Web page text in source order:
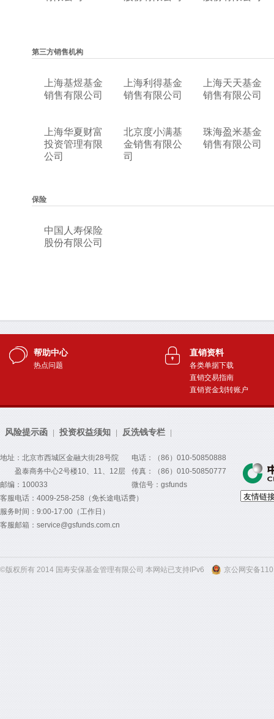
帮助中心
热点问题
直销资料
各类单据下载
直销交易指南
直销资金划转账户
风险提示函 投资权益须知 反洗钱专栏
地址：北京市西城区金融大街28号院
盈泰商务中心2号楼10、11、12层
邮编：100033
电话：（86）010-50850888
传真：（86）010-50850777
微信号：gsfunds
客服电话：4009-258-258（免长途电话费）
服务时间：9:00-17:00（工作日）
客服邮箱：service@gsfunds.com.cn
©版权所有 2014 国寿安保基金管理有限公司 本网站已支持IPv6 京公网安备